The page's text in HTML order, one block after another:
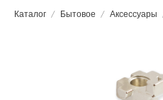
Каталог Бытовое Аксессуары